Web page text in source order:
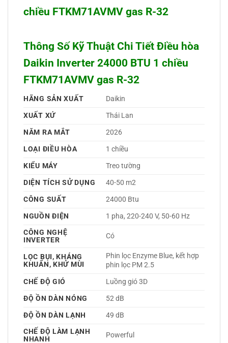
chiều FTKM71AVMV gas R-32
Thông Số Kỹ Thuật Chi Tiết Điều hòa
Daikin Inverter 24000 BTU 1 chiều
FTKM71AVMV gas R-32
HÃNG SẢN XUẤT
Daikin
XUẤT XỨ
Thái Lan
NĂM RA MẮT
2026
LOẠI ĐIỀU HÒA
1 chiều
KIỂU MÁY
Treo tường
DIỆN TÍCH SỬ DỤNG
40-50 m2
CÔNG SUẤT
24000 Btu
NGUỒN ĐIỆN
1 pha, 220-240 V, 50-60 Hz
CÔNG NGHỆ
INVERTER
Có
LỌC BỤI, KHÁNG
KHUẨN, KHỬ MÙI
Phin lọc Enzyme Blue, kết hợp
phin lọc PM 2.5
CHẾ ĐỘ GIÓ
Luồng gió 3D
ĐỘ ỒN DÀN NÓNG
52 dB
ĐỘ ỒN DÀN LẠNH
49 dB
CHẾ ĐỘ LÀM LẠNH
NHANH
Powerful